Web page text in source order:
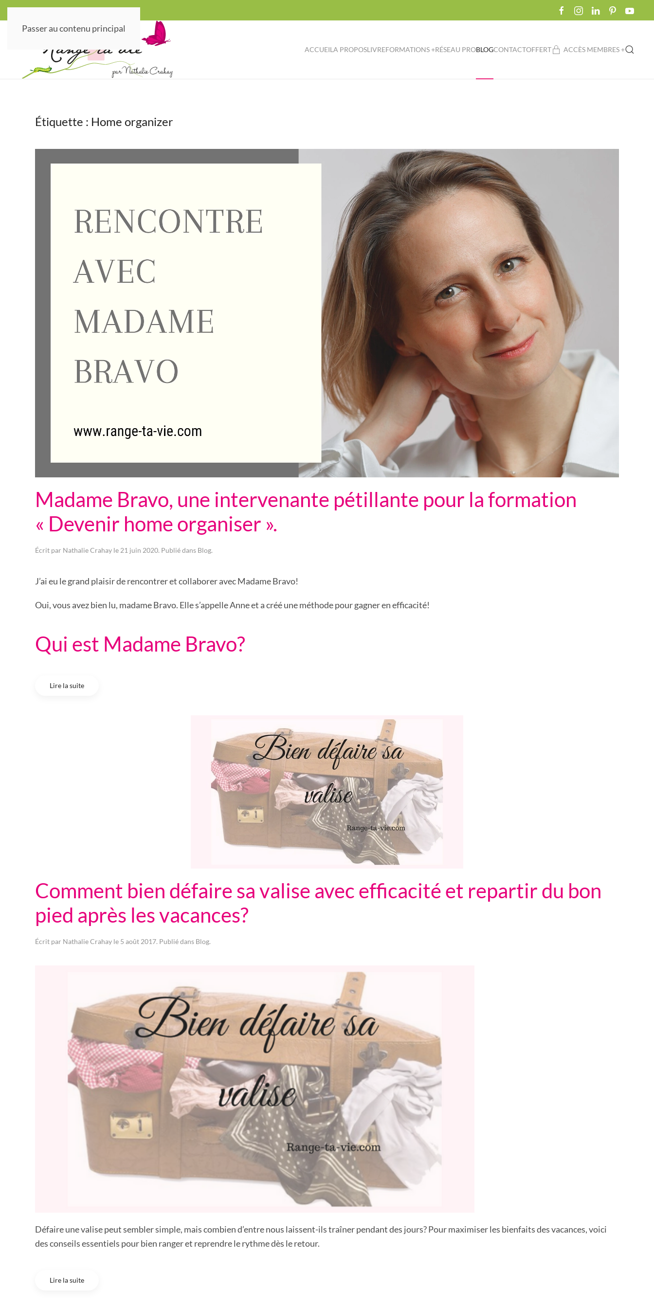
Passer au contenu principal
ACCUEILA PROPOSLIVREFORMATIONS +RÉSEAU PROBLOGCONTACTOFFERT ACCÈS MEMBRES +
Étiquette : Home organizer
Madame Bravo, une intervenante pétillante pour la formation
« Devenir home organiser ».
Écrit par Nathalie Crahay le21 juin 2020. Publié dans Blog.
J’ai eu le grand plaisir de rencontrer et collaborer avec Madame Bravo!
Oui, vous avez bien lu, madame Bravo. Elle s’appelle Anne et a créé une méthode pour gagner en efficacité!
Qui est Madame Bravo?
Lire la suite
Comment bien défaire sa valise avec efficacité et repartir du bon
pied après les vacances?
Écrit par Nathalie Crahay le 5 août 2017. Publié dans Blog.
Défaire une valise peut sembler simple, mais combien d’entre nous laissent-ils traîner pendant des jours? Pour maximiser les bienfaits des vacances, voici
des conseils essentiels pour bien ranger et reprendre le rythme dès le retour.
Lire la suite